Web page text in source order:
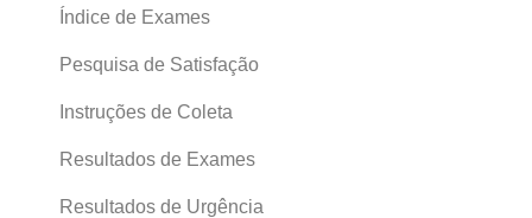
Índice de Exames
Pesquisa de Satisfação
Instruções de Coleta
Resultados de Exames
Resultados de Urgência